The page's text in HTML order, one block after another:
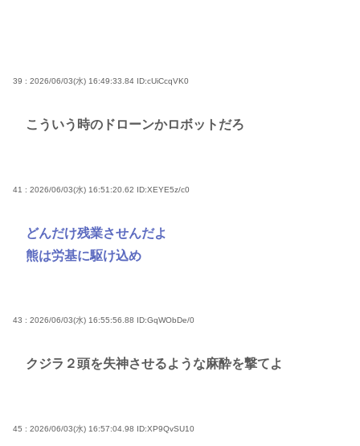
39 : 2026/06/03(水) 16:49:33.84 ID:cUiCcqVK0
こういう時のドローンかロボットだろ
41 : 2026/06/03(水) 16:51:20.62 ID:XEYE5z/c0
どんだけ残業させんだよ
熊は労基に駆け込め
43 : 2026/06/03(水) 16:55:56.88 ID:GqWObDe/0
クジラ２頭を失神させるような麻酔を撃てよ
45 : 2026/06/03(水) 16:57:04.98 ID:XP9QvSU10